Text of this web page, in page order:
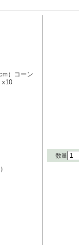
）コーン
x10
数量